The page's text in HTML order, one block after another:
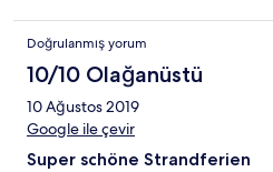
man profesjonell massasje og alt
Eneste som ikke scoret full pott er
det er ikke bra. Funker ikke
ressort. Det er bare pakke
Doğrulanmış yorum
10/10 Olağanüstü
10 Ağustos 2019
Google ile çevir
Super schöne Strandferien